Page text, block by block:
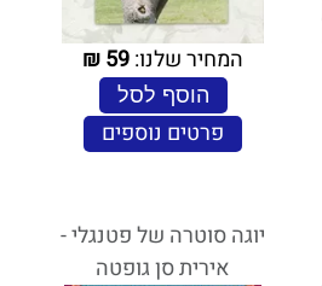
המחיר שלנו:59
₪
הוסף לסל
פרטים נוספים
יוגה סוטרה של פטנגלי -
אירית סן גופטה